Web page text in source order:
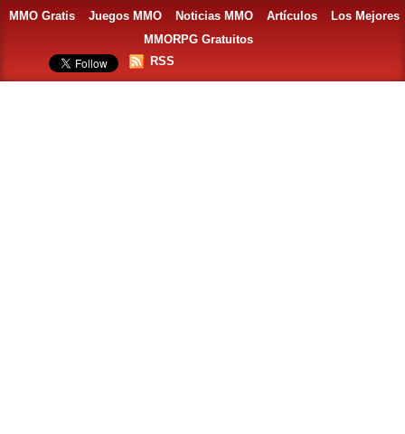
MMO Gratis Juegos MMO Noticias MMO Artículos
Los Mejores
MMORPG Gratuitos
RSS